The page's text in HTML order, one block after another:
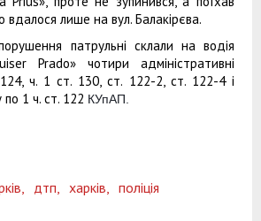
вдалося лише на вул. Балакірєва.
патрульні склали на водія
Prado» чотири адміністративні
ч. 1 ст. 130, ст. 122-2, ст. 122-4 і
1 ч. ст. 122 КУпАП.
дтп, харків, поліція